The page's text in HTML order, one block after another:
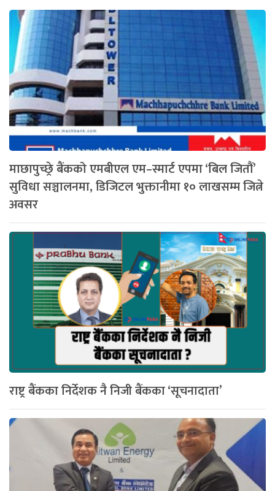
माछापुच्छ्रे बैंकको एमबीएल एम–स्मार्ट एपमा ‘बिल जितौं’
सुविधा सञ्चालनमा, डिजिटल भुक्तानीमा १० लाखसम्म जित्ने
अवसर
राष्ट्र बैंकका निर्देशक नै निजी बैंकका ‘सूचनादाता’